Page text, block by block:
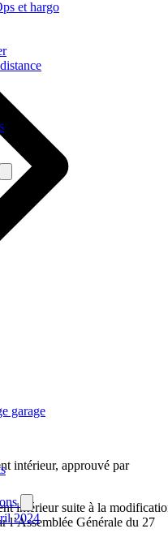
et hargo
garage
2024
intérieur, approuvé par
intérieur suite à la
l’Assemblée Générale du 27